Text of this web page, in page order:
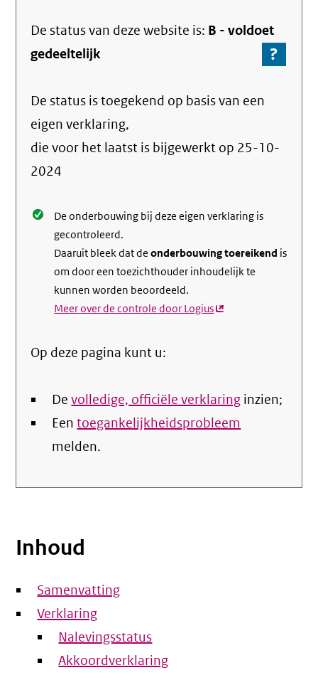
De status van dezewebsite is: B -voldoet
gedeeltelijk
?
Ga
over
De status is toegekend op basis van een
eigen verklaring,
die voor het laatst is bijgewerkt op 25-10-
2024
De onderbouwing bij deze eigen verklaring is
gecontroleerd.
Daaruit bleek dat deonderbouwing toereikend is
om door een toezichthouder inhoudelijk te
kunnen worden beoordeeld.
Meer over de controle door Logius(externe
Op deze pagina kunt u:
Devolledige, officiële verklaring inzien;
Eentoegankelijkheidsprobleem
melden.
Inhoud
Samenvatting
Verklaring
Nalevingsstatus
Akkoordverklaring